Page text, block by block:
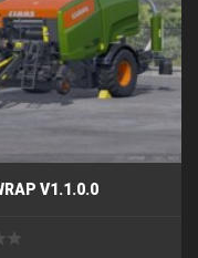
V1.1.0.0